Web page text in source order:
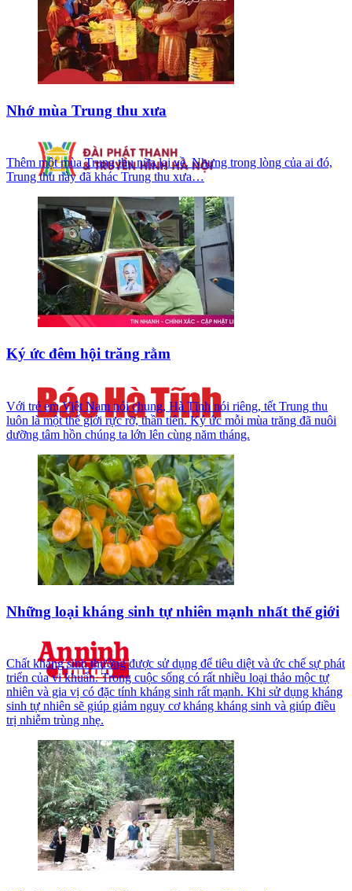
Nhớ mùa Trung thu xưa
Thêm một mùa Trung thu nữa lại về. Nhưng trong lòng của ai đó,
Trung thu này đã khác Trung thu xưa…
Ký ức đêm hội trăng rằm
Với trẻ em Việt Nam nói chung, Hà Tĩnh nói riêng, tết Trung thu
luôn là một thế giới rực rỡ, thần tiên. Ký ức mỗi mùa trăng đã nuôi
dưỡng tâm hồn chúng ta lớn lên cùng năm tháng.
Những loại kháng sinh tự nhiên mạnh nhất thế giới
Chất kháng sinh thường được sử dụng để tiêu diệt và ức chế sự phát
triển của vi khuẩn. Trong cuộc sống có rất nhiều loại thảo mộc tự
nhiên và gia vị có đặc tính kháng sinh rất mạnh. Khi sử dụng kháng
sinh tự nhiên sẽ giúp giảm nguy cơ kháng kháng sinh và giúp điều
trị nhiễm trùng nhẹ.